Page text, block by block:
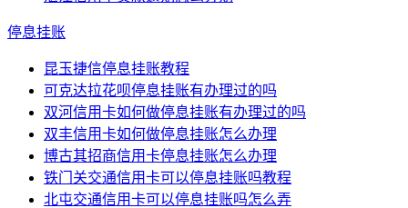
停息挂账
昆玉捷信停息挂账教程
可克达拉花呗停息挂账有办理过的吗
双河信用卡如何做停息挂账有办理过的吗
双丰信用卡如何做停息挂账怎么办理
博古其招商信用卡停息挂账怎么办理
铁门关交通信用卡可以停息挂账吗教程
北屯交通信用卡可以停息挂账吗怎么弄